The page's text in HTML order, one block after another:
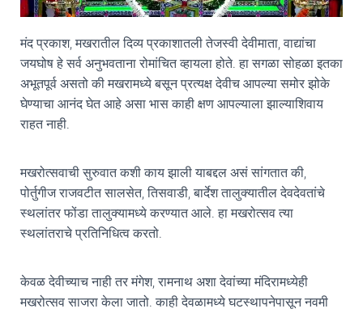
मंद प्रकाश, मखरातील दिव्य प्रकाशातली तेजस्वी देवीमाता, वाद्यांचा
जयघोष हे सर्व अनुभवताना रोमांचित व्हायला होते. हा सगळा सोहळा इतका
अभूतपूर्व असतो की मखरामध्ये बसून प्रत्यक्ष देवीच आपल्या समोर झोके
घेण्याचा आनंद घेत आहे असा भास काही क्षण आपल्याला झाल्याशिवाय
राहत नाही.
मखरोत्सवाची सुरुवात कशी काय झाली याबद्दल असं सांगतात की,
पोर्तुगीज राजवटीत सालसेत, तिसवाडी, बार्देश तालुक्यातील देवदेवतांचे
स्थलांतर फोंडा तालुक्यामध्ये करण्यात आले. हा मखरोत्सव त्या
स्थलांतराचे प्रतिनिधित्व करतो.
केवळ देवीच्याच नाही तर मंगेश, रामनाथ अशा देवांच्या मंदिरामध्येही
मखरोत्सव साजरा केला जातो. काही देवळामध्ये घटस्थापनेपासून नवमी